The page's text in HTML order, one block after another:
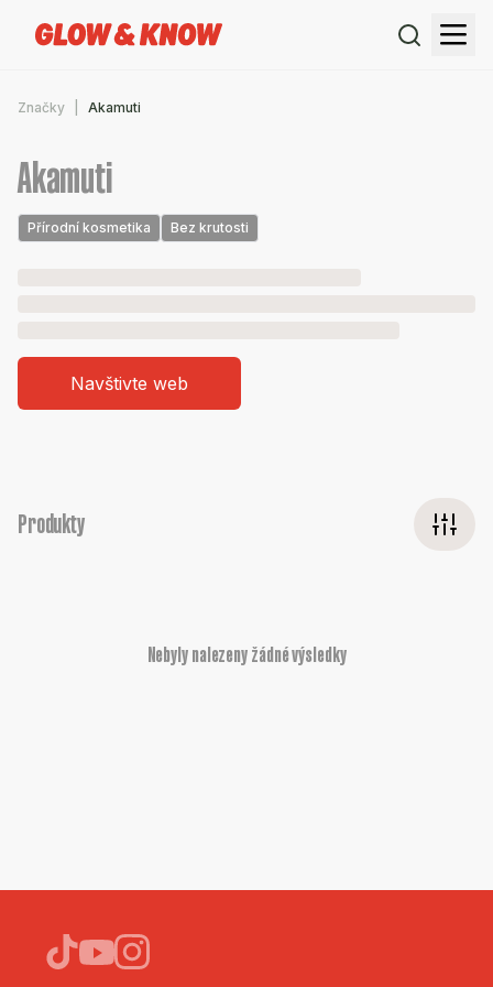
Značky Akamuti
Akamuti
Přírodní kosmetika Bez krutosti
Navštivte web
Produkty
Nebyly nalezeny žádné výsledky